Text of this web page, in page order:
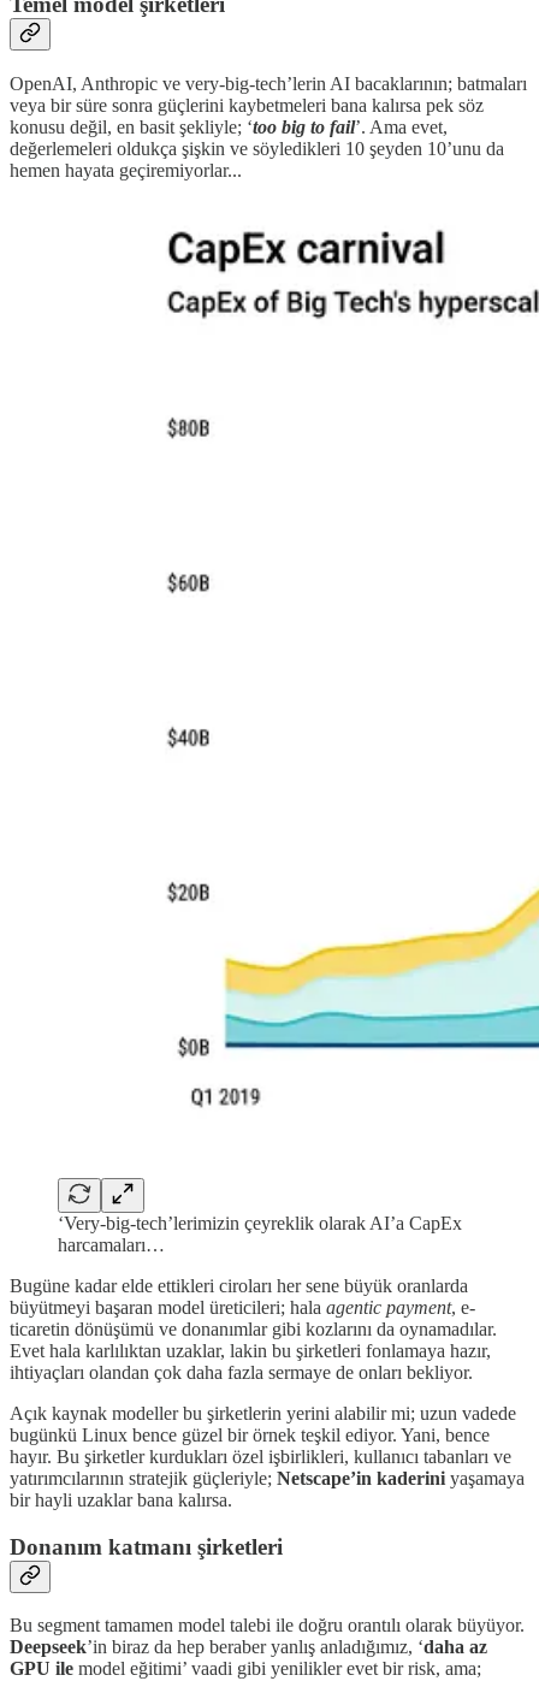
OpenAI, Anthropic ve very-big-tech’lerin AI bacaklarının; batmaları
veya bir süre sonra güçlerini kaybetmeleri bana kalırsa pek söz
konusu değil, en basit şekliyle; ‘too big to fail’. Ama evet,
değerlemeleri oldukça şişkin ve söyledikleri 10 şeyden 10’unu da
hemen hayata geçiremiyorlar...
‘Very-big-tech’lerimizin çeyreklik olarak AI’a CapEx
harcamaları…
Bugüne kadar elde ettikleri ciroları her sene büyük oranlarda
büyütmeyi başaran model üreticileri; hala agentic payment, e-
ticaretin dönüşümü ve donanımlar gibi kozlarını da oynamadılar.
Evet hala karlılıktan uzaklar, lakin bu şirketleri fonlamaya hazır,
ihtiyaçları olandan çok daha fazla sermaye de onları bekliyor.
Açık kaynak modeller bu şirketlerin yerini alabilir mi; uzun vadede
bugünkü Linux bence güzel bir örnek teşkil ediyor. Yani, bence
hayır. Bu şirketler kurdukları özel işbirlikleri, kullanıcı tabanları ve
yatırımcılarının stratejik güçleriyle; Netscape’in kaderini yaşamaya
bir hayli uzaklar bana kalırsa.
Donanım katmanı şirketleri
Bu segment tamamen model talebi ile doğru orantılı olarak büyüyor.
Deepseek’in biraz da hep beraber yanlış anladığımız, ‘daha az
GPU ile model eğitimi’ vaadi gibi yenilikler evet bir risk, ama;